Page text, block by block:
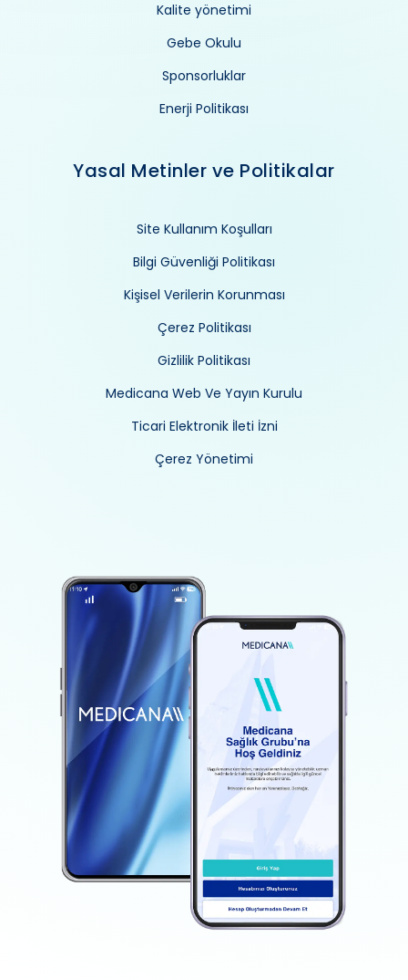
Kalite yönetimi
Gebe Okulu
Sponsorluklar
Enerji Politikası
Yasal Metinler ve Politikalar
Site Kullanım Koşulları
Bilgi Güvenliği Politikası
Kişisel Verilerin Korunması
Çerez Politikası
Gizlilik Politikası
Medicana Web Ve Yayın Kurulu
Ticari Elektronik İleti İzni
Çerez Yönetimi